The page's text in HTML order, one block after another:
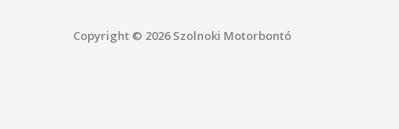
Copyright © 2026 Szolnoki Motorbontó